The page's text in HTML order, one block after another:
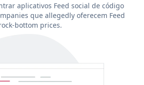
aplicativos Feed social de código
que allegedly oferecem Feed
bottom prices.